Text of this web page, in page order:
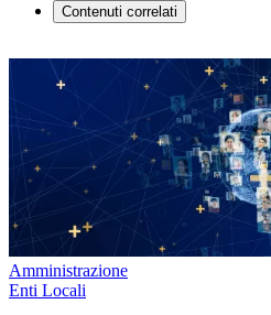
Contenuti correlati
Amministrazione
Enti Locali